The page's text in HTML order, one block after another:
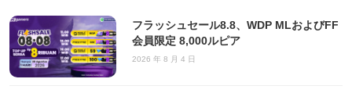
フラッシュセール8.8、WDP MLおよびFF
会員限定 8,000ルピア
2026 年 8 月 4 日